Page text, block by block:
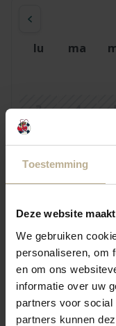
Toestemming
Deze website
We gebruiken
personaliseren, om
en om ons
informatie over uw
partners voor
partners kunnen
lu ma
3
4
17
18
31
lu ma